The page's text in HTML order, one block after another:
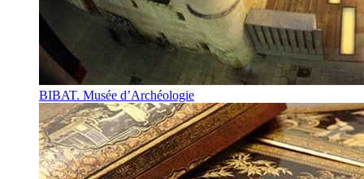
BIBAT. Musée d’Archéologie